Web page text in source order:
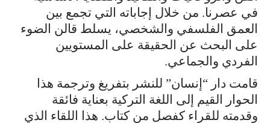
في عصرنا. من خلال إجاباته التي تجمع بين
العمق الفلسفي والشخصي، يسلط قالن الضوء
على البحث عن الحقيقة على المستويين
الفردي والجماعي.
قامت دار “إنسان” للنشر بتفريغ وترجمة هذا
الحوار القيم إلى اللغة التركية بعناية فائقة
وقدمته للقراء كفصل من كتاب. هذا اللقاء الذي